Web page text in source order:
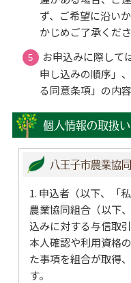
ず、ご希望に沿い
かじめご了承くださ
お申込みに際して
申し込みの順序」
る同意条項」の内
個人情報の取扱
八王子市農業協
1. 申込者（以下、「
農業協同組合（以下
込みに対する与信取
本人確認や利用資格
た事項を組合が取得
す。